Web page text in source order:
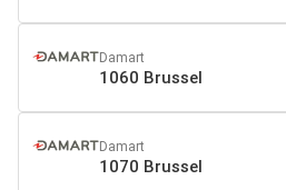
Damart
1060 Brussel
Damart
1070 Brussel